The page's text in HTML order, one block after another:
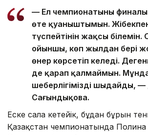
— Ел чемпионатының
өте қуаныштымын. Жібекпен
түспейтінін жақсы білемін.
ойыншы, көп жылдан бері
өнер көрсетіп келеді.
де қарап қалмаймын.
шеберлігімізді шыңдайды,
Сағындықова.
Еске сала кетейік, бұдан бұрын
Қазақстан чемпионатында Полина